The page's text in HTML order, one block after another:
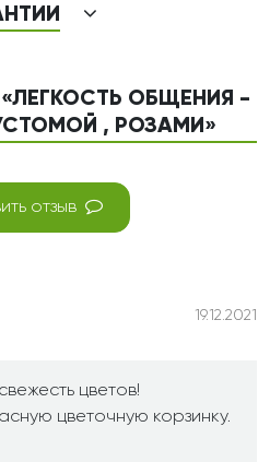
ОБЩЕНИЯ -
, РОЗАМИ»
отзыв
19.12.2021
цветов!
цветочную корзинку.